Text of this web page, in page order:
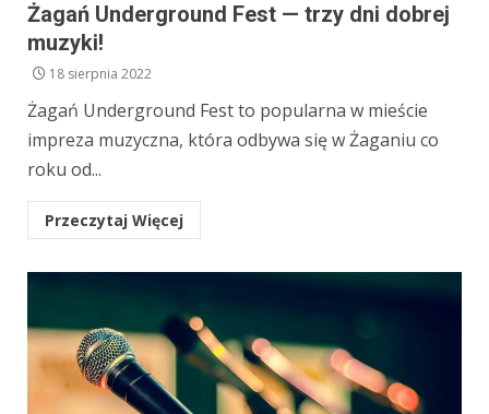
Żagań Underground Fest — trzy dni dobrej
muzyki!
18 sierpnia 2022
Żagań Underground Fest to popularna w mieście
impreza muzyczna, która odbywa się w Żaganiu co
roku od...
Przeczytaj Więcej